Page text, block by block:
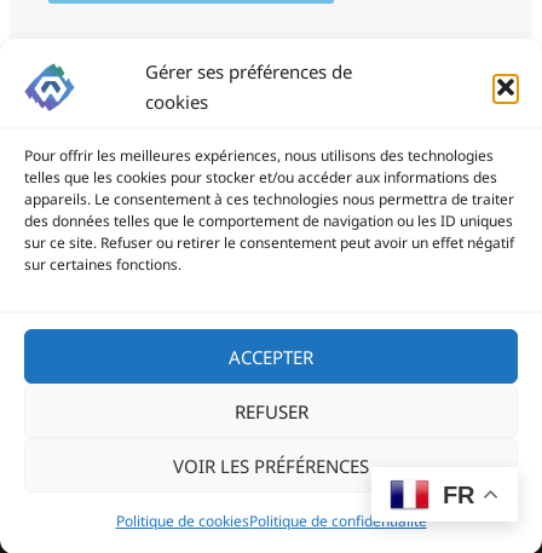
Gérer ses préférences de
cookies
Pour offrir les meilleures expériences, nous utilisons des technologies
telles que les cookies pour stocker et/ou accéder aux informations des
appareils. Le consentement à ces technologies nous permettra de traiter
des données telles que le comportement de navigation ou les ID uniques
sur ce site. Refuser ou retirer le consentement peut avoir un effet négatif
sur certaines fonctions.
ACCEPTER
REFUSER
VOIR LES PRÉFÉRENCES
Politique de cookiesPolitique de confidentialité
ProSite - 06 85 94 34 21
prositegestion@gmail.com
Copyright © 2026
Politique de cookies (UE)
FR